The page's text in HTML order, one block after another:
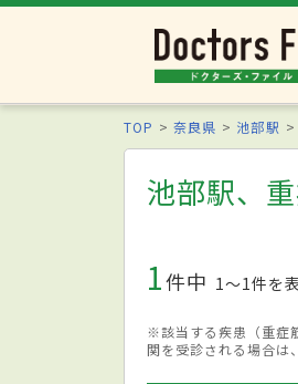
TOP 奈良県 池部駅
池部駅、
1件中 1〜1件を
※該当する疾患（重症
関を受診される場合は